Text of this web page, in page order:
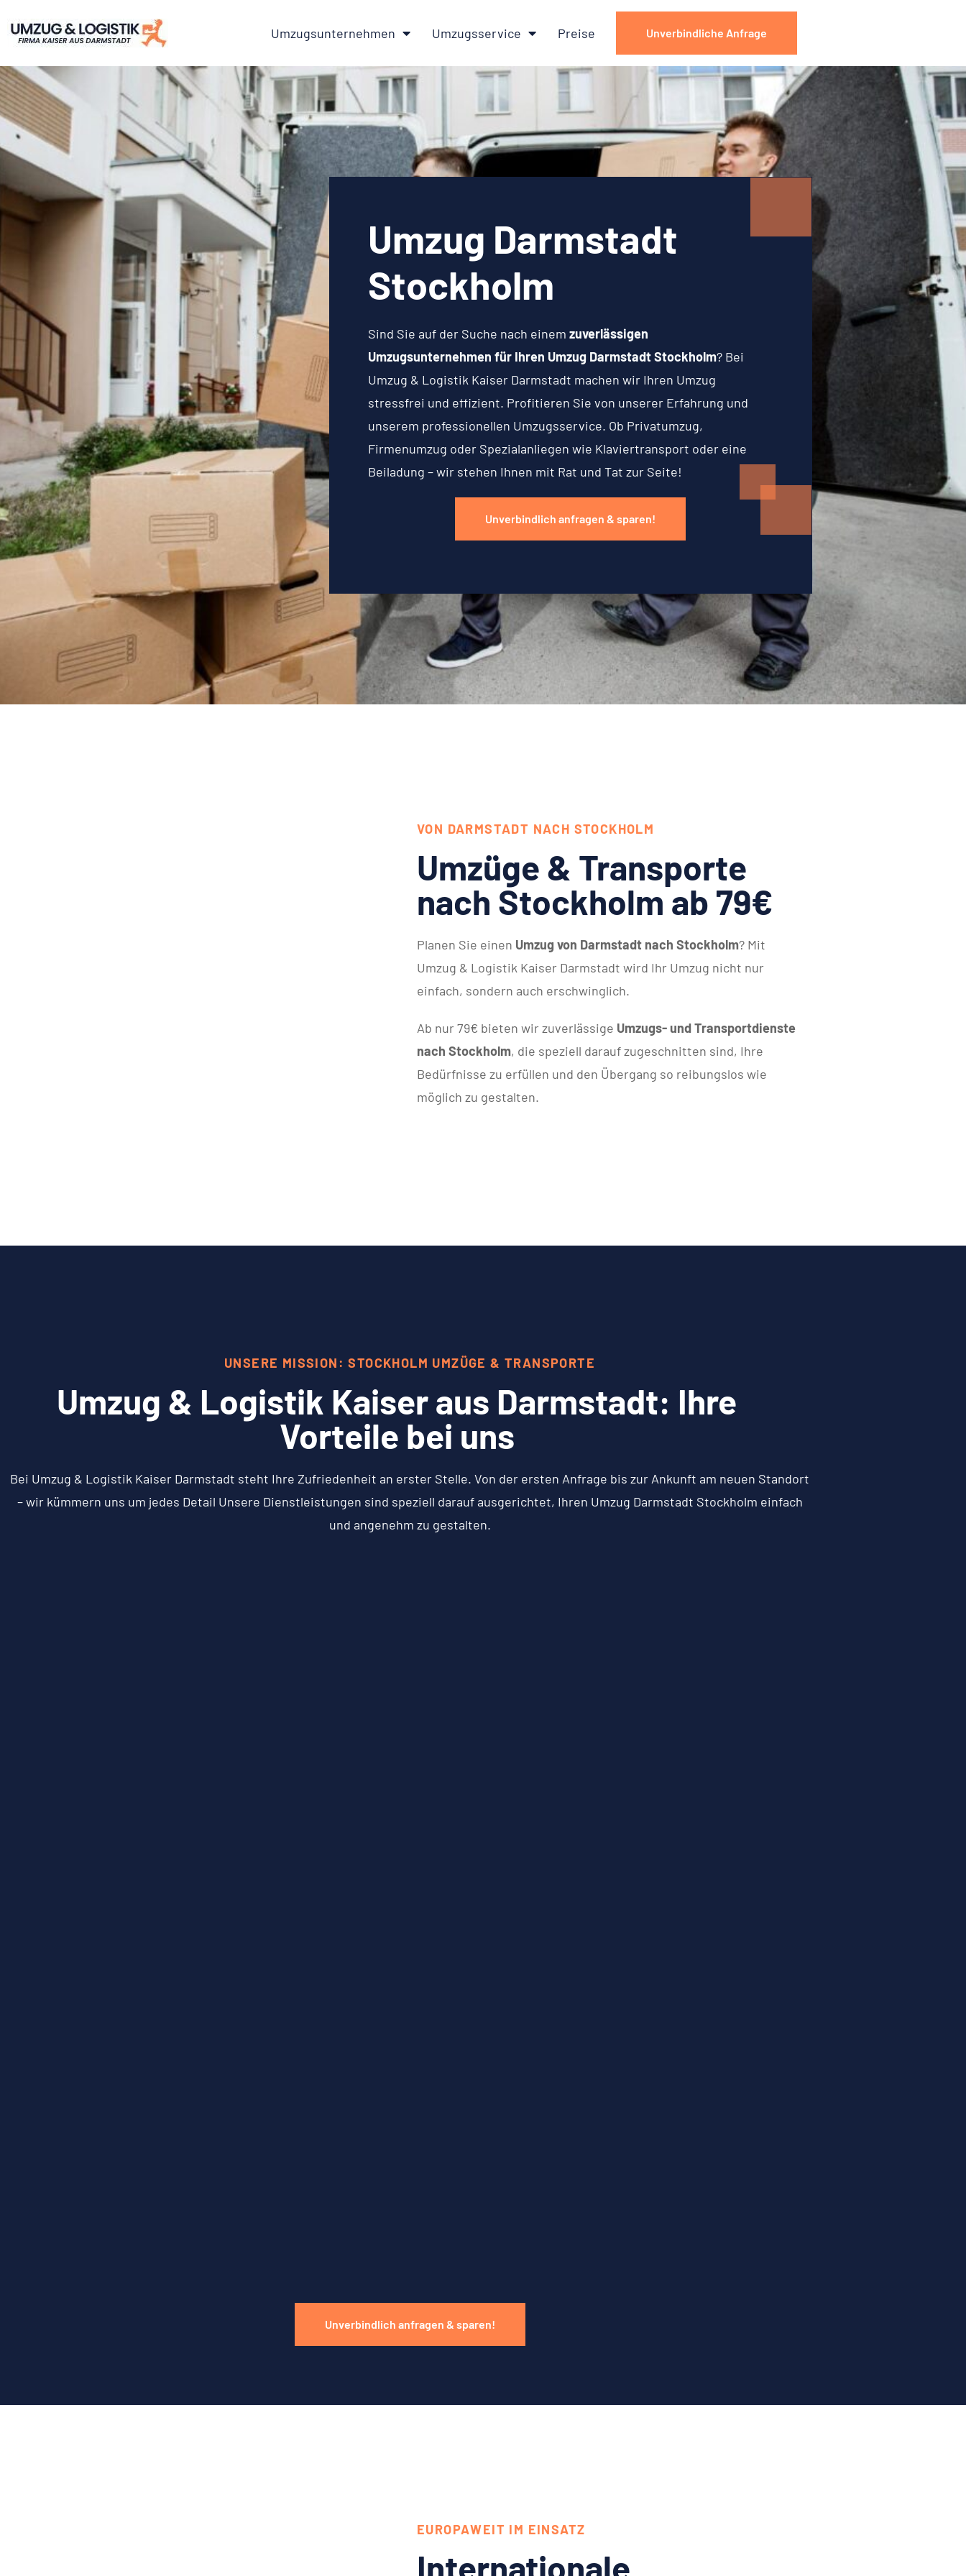
Umzugsunternehmen Umzugsservice Preise Unverbindliche Anfrage
Umzug Darmstadt
Stockholm
Sind Sie auf der Suche nach einem zuverlässigen
Umzugsunternehmen für Ihren Umzug Darmstadt Stockholm? Bei
Umzug & Logistik Kaiser Darmstadt machen wir Ihren Umzug
stressfrei und effizient. Profitieren Sie von unserer Erfahrung und
unserem professionellen Umzugsservice. Ob Privatumzug,
Firmenumzug oder Spezialanliegen wie Klaviertransport oder eine
Beiladung – wir stehen Ihnen mit Rat und Tat zur Seite!
Unverbindlich anfragen & sparen!
VON DARMSTADT NACH STOCKHOLM
Umzüge & Transporte
nach Stockholm ab 79€
Planen Sie einen Umzug von Darmstadt nach Stockholm? Mit
Umzug & Logistik Kaiser Darmstadt wird Ihr Umzug nicht nur
einfach, sondern auch erschwinglich.
Ab nur 79€ bieten wir zuverlässige Umzugs- und Transportdienste
nach Stockholm, die speziell darauf zugeschnitten sind, Ihre
Bedürfnisse zu erfüllen und den Übergang so reibungslos wie
möglich zu gestalten.
UNSERE MISSION: STOCKHOLM UMZÜGE & TRANSPORTE
Umzug & Logistik Kaiser aus Darmstadt: Ihre
Vorteile bei uns
Bei Umzug & Logistik Kaiser Darmstadt steht Ihre Zufriedenheit an erster Stelle. Von der ersten Anfrage bis zur Ankunft am neuen Standort
– wir kümmern uns um jedes Detail Unsere Dienstleistungen sind speziell darauf ausgerichtet, Ihren Umzug Darmstadt Stockholm einfach
und angenehm zu gestalten.
Unverbindlich anfragen & sparen!
EUROPAWEIT IM EINSATZ
Internationale